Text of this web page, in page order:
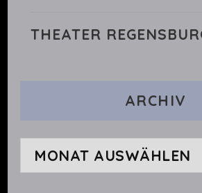
THEATER
ARCHIV
Archiv